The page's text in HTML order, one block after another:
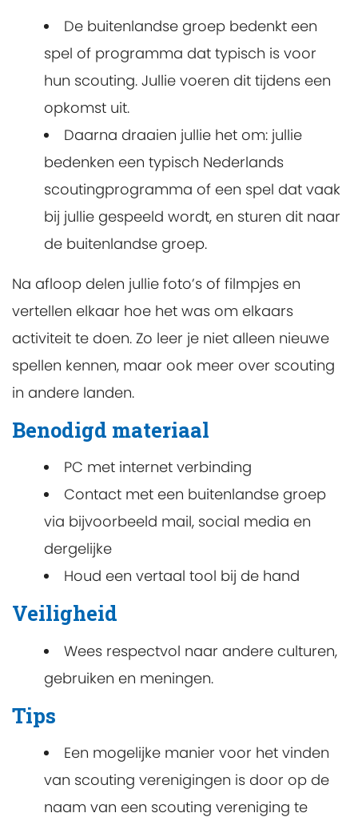
De buitenlandse groep bedenkt een
spel of programma dat typisch is voor
hun scouting. Jullie voeren dit tijdens een
opkomst uit.
Daarna draaien jullie het om: jullie
bedenken een typisch Nederlands
scoutingprogramma of een spel dat vaak
bij jullie gespeeld wordt, en sturen dit naar
de buitenlandse groep.
Na afloop delen jullie foto’s of filmpjes en
vertellen elkaar hoe het was om elkaars
activiteit te doen. Zo leer je niet alleen nieuwe
spellen kennen, maar ook meer over scouting
in andere landen.
Benodigd materiaal
PC met internet verbinding
Contact met een buitenlandse groep
via bijvoorbeeld mail, social media en
dergelijke
Houd een vertaal tool bij de hand
Veiligheid
Wees respectvol naar andere culturen,
gebruiken en meningen.
Tips
Een mogelijke manier voor het vinden
van scouting verenigingen is door op de
naam van een scouting vereniging te